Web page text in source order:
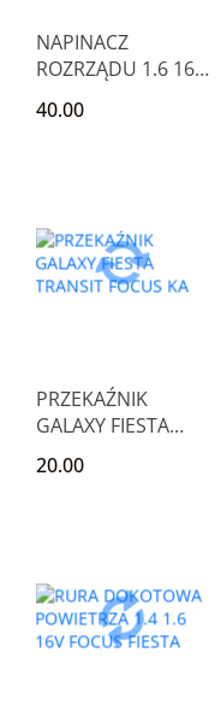
NAPINACZ
ROZRZĄDU 1.6 16V
PUMA FIESTA
40.00
PRZEKAŹNIK
GALAXY FIESTA
TRANSIT FOCUS KA
20.00